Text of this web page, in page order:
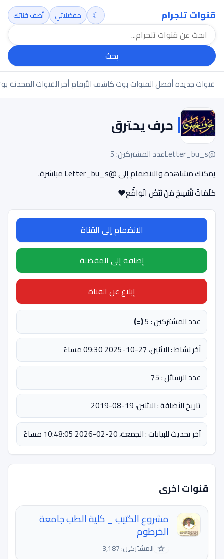
قنوات تلجرام
بحث
☾ مفضلاتي أضف قناتك
قنوات جديدةأفضل القنواتبوت كاشف الأرقامأخر القنوات المحدثة
حرف يحترق
@Letter_bu_s
عدد المشتركين: 5
يمكنك مشاهدة والانضمام إلى @Letter_bu_s مباشرة.
كلُمٌاتْ نتْنَسِجْ مٌنَ نَبّضُ الُوَاقًْع♥
الانضمام إلى القناة
إضافة إلى المفضلة
إبلاغ عن القناة
عدد المشتركين : 5 (=)
آخر نشاط : الاثنين، 27-10-2025 09:30 مساءً
عدد الرسائل : 75
تاريخ الأضافة : الاثنين، 19-08-2019
آخر تحديث للبيانات : الجمعة، 20-02-2026 10:48:05 مساءً
قنوات اخرى
مشروع الكتيب _ كلية الطب جامعة
الخرطوم
☆ المشتركين: 3,187